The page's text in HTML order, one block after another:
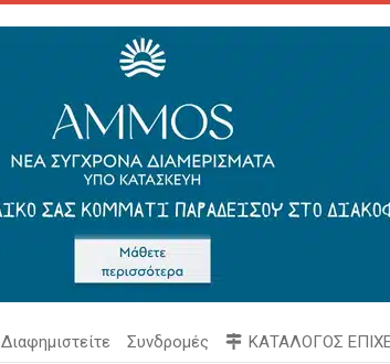
Διαφημιστείτε Συνδρομές ΚΑΤΑΛΟΓΟΣ